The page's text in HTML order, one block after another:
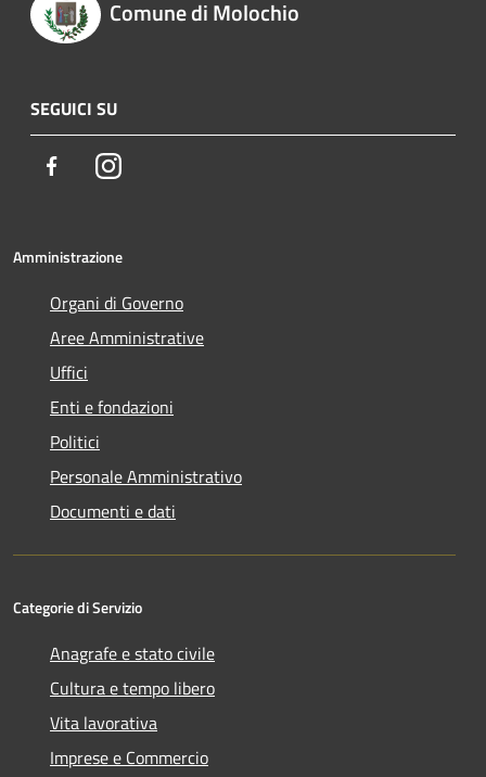
Comune di Molochio
SEGUICI SU
FacebookInstagram
Amministrazione
Organi di Governo
Aree Amministrative
Uffici
Enti e fondazioni
Politici
Personale Amministrativo
Documenti e dati
Categorie di Servizio
Anagrafe e stato civile
Cultura e tempo libero
Vita lavorativa
Imprese e Commercio